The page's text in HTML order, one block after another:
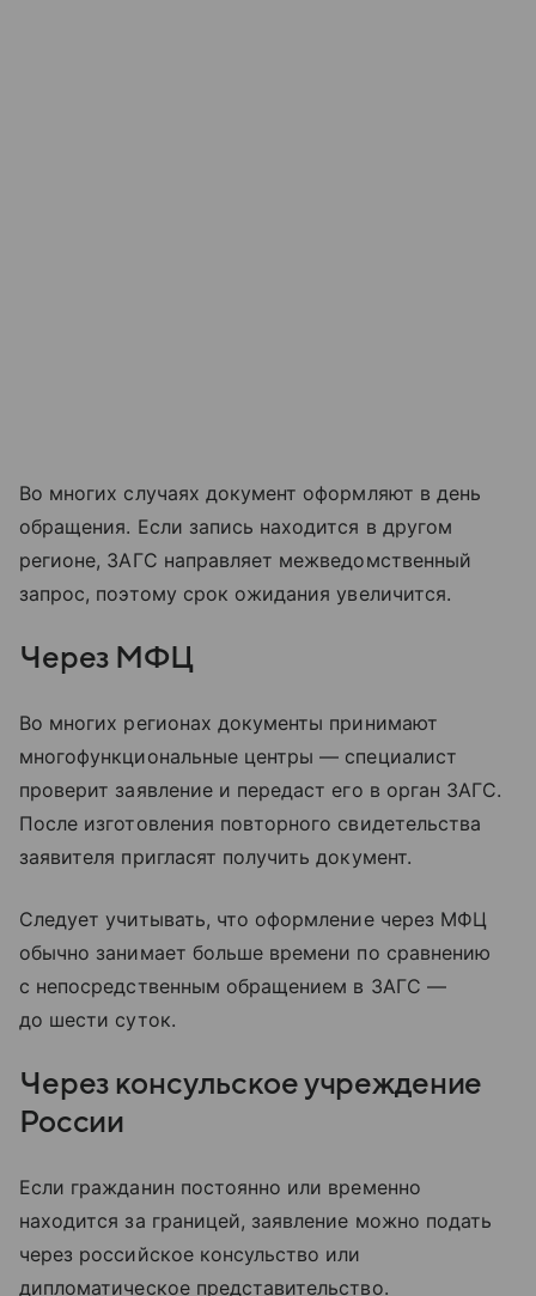
Во многих случаях документ оформляют в день
обращения. Если запись находится в другом
регионе, ЗАГС направляет межведомственный
запрос, поэтому срок ожидания увеличится.
Через МФЦ
Во многих регионах документы принимают
многофункциональные центры — специалист
проверит заявление и передаст его в орган ЗАГС.
После изготовления повторного свидетельства
заявителя пригласят получить документ.
Следует учитывать, что оформление через МФЦ
обычно занимает больше времени по сравнению
с непосредственным обращением в ЗАГС —
до шести суток.
Через консульское учреждение
России
Если гражданин постоянно или временно
находится за границей, заявление можно подать
через российское консульство или
дипломатическое представительство.